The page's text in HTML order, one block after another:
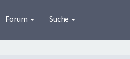
Forum Suche